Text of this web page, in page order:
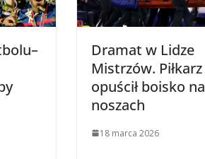
Dramat w Lidze
Mistrzów. Piłkarz
opuścił boisko na
noszach
18 marca 2026